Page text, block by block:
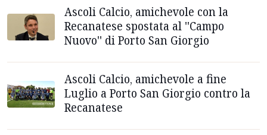
Ascoli Calcio, amichevole con la
Recanatese spostata al ''Campo
Nuovo'' di Porto San Giorgio
Ascoli Calcio, amichevole a fine
Luglio a Porto San Giorgio contro la
Recanatese